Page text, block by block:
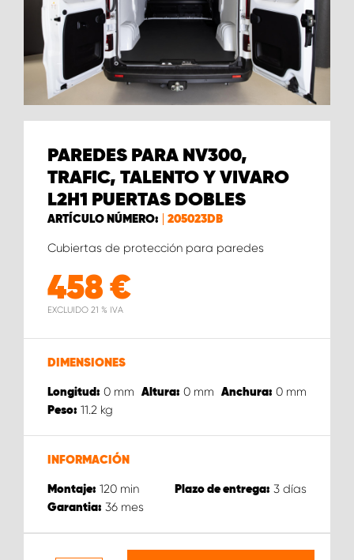
PAREDES PARA NV300,
TRAFIC, TALENTO Y VIVARO
L2H1 PUERTAS DOBLES
ARTÍCULO NÚMERO: 205023DB
Cubiertas de protección para paredes
458 €
EXCLUIDO 21 % IVA
DIMENSIONES
Longitud: 0 mm Altura: 0 mm Anchura: 0 mm
Peso: 11.2 kg
INFORMACIÓN
Montaje: 120 min Plazo de entrega: 3 días
Garantia: 36 mes